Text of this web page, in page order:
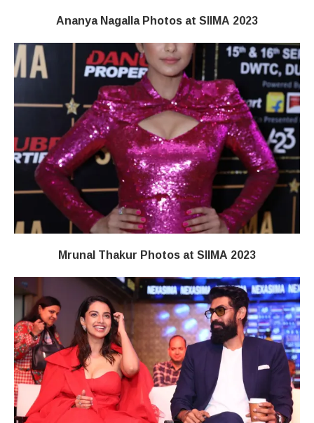
Ananya Nagalla Photos at SIIMA 2023
Mrunal Thakur Photos at SIIMA 2023